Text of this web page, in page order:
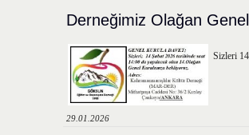
Derneğimiz Olağan
Sizleri
29.01.2026